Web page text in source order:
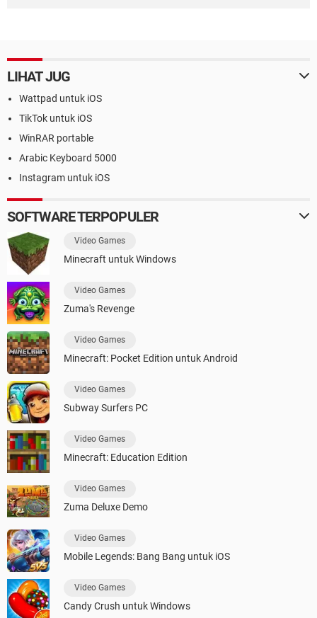
LIHAT JUG
Wattpad untuk iOS
TikTok untuk iOS
WinRAR portable
Arabic Keyboard 5000
Instagram untuk iOS
SOFTWARE TERPOPULER
Video Games
Minecraft untuk Windows
Video Games
Zuma's Revenge
Video Games
Minecraft: Pocket Edition untuk Android
Video Games
Subway Surfers PC
Video Games
Minecraft: Education Edition
Video Games
Zuma Deluxe Demo
Video Games
Mobile Legends: Bang Bang untuk iOS
Video Games
Candy Crush untuk Windows